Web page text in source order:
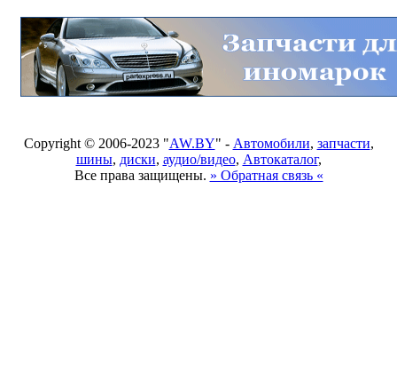
Copyright © 2006-2023 "AW.BY" - Автомобили, запчасти,
шины, диски, аудио/видео, Автокаталог,
Все права защищены. » Обратная связь «